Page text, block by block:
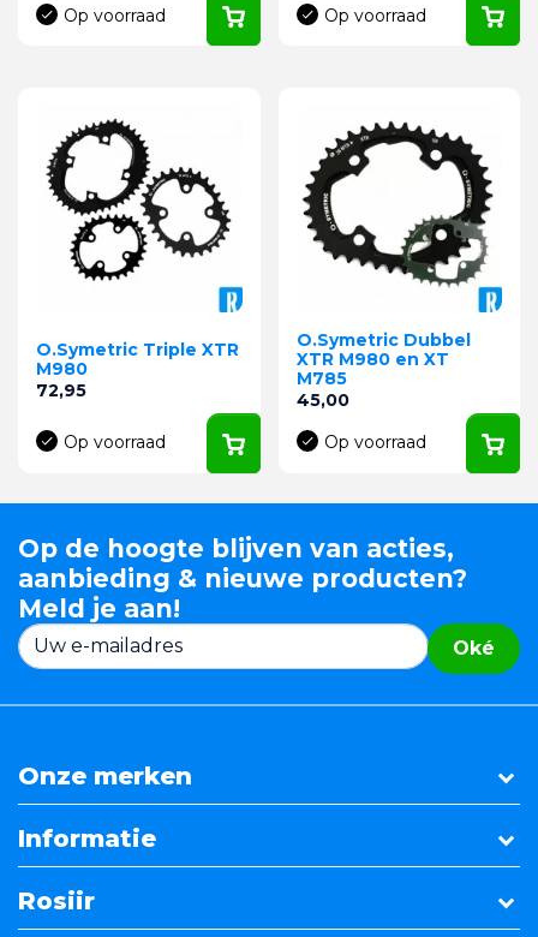
Op voorraad
Op voorraad
O.Symetric Triple XTR
M980
Prijs
72,95
Op voorraad
O.Symetric Dubbel
XTR M980 en XT
M785
Prijs
45,00
Op voorraad
Op de hoogte blijven van acties,
aanbieding & nieuwe producten?
Meld je aan!
Oké
Onze merken
Informatie
Rosiir